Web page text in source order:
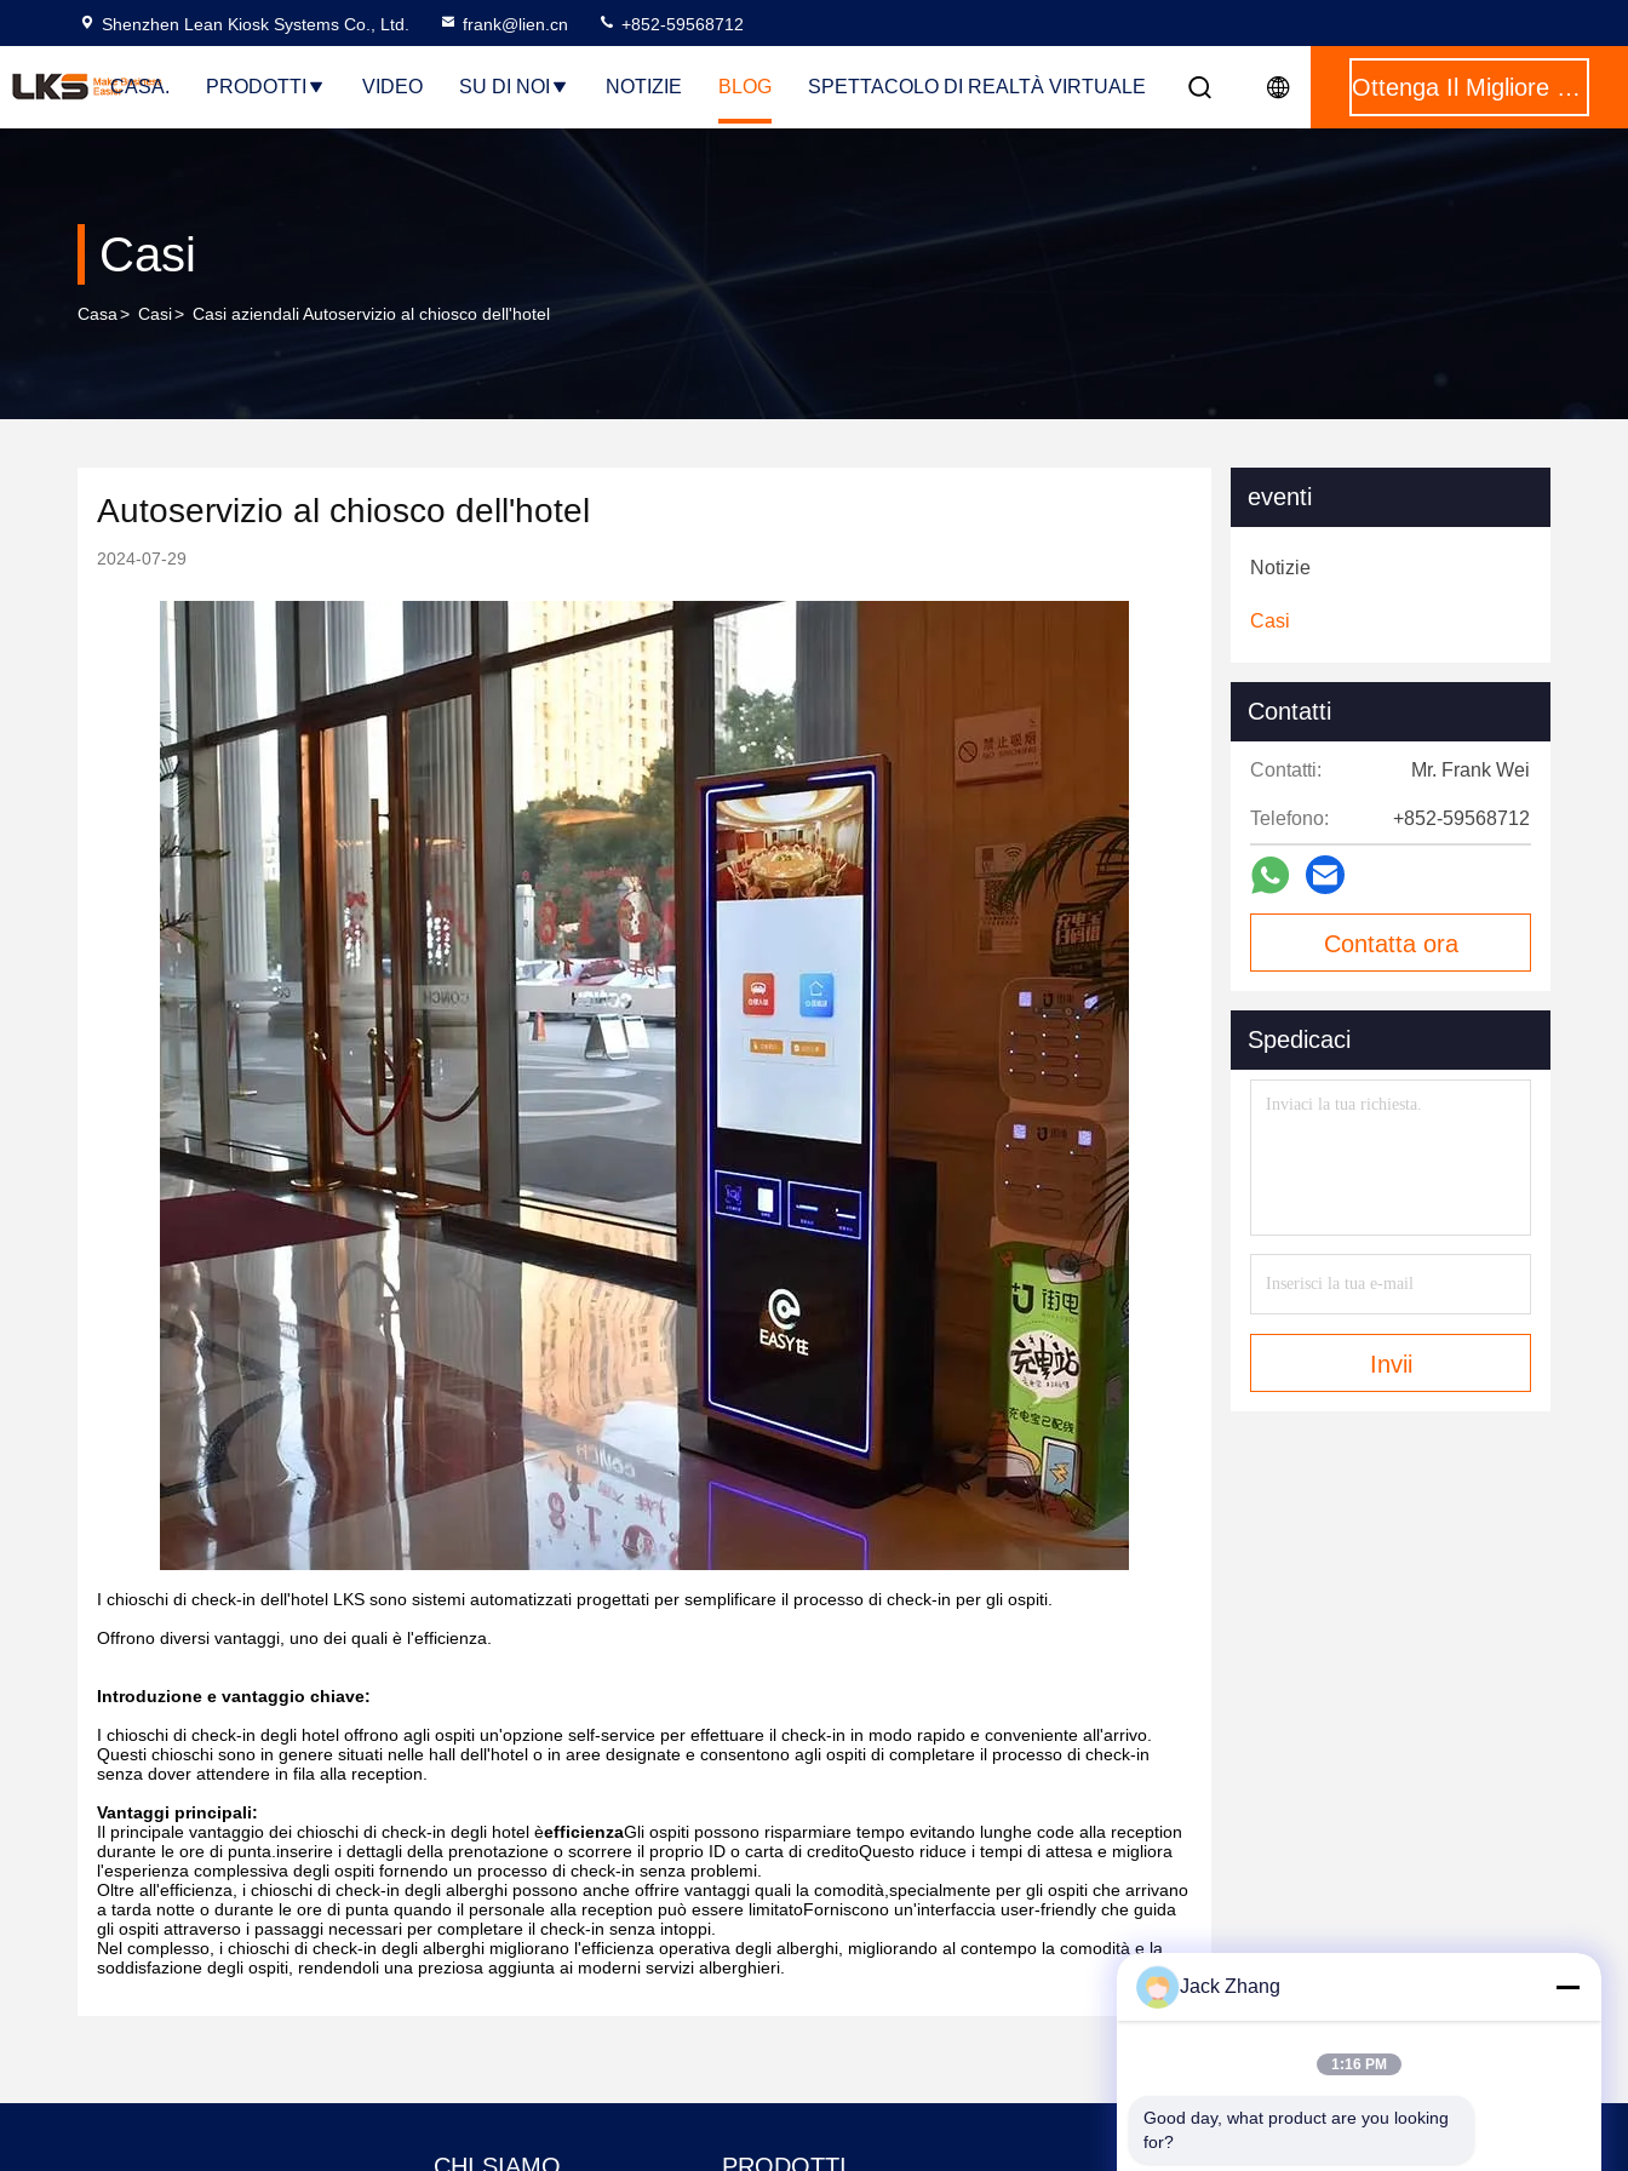
Shenzhen Lean Kiosk Systems Co., Ltd. frank@lien.cn +852-59568712
CASA. PRODOTTI VIDEO SU DI NOI NOTIZIE BLOG SPETTACOLO DI REALTÀ VIRTUALE Ottenga Il Migliore Prezzo
Casi
Casa> Casi> Casi aziendali Autoservizio al chiosco dell'hotel
Autoservizio al chiosco dell'hotel
2024-07-29
I chioschi di check-in dell'hotel LKS sono sistemi automatizzati progettati per semplificare il processo di check-in per gli ospiti.
Offrono diversi vantaggi, uno dei quali è l'efficienza.
Introduzione e vantaggio chiave:
I chioschi di check-in degli hotel offrono agli ospiti un'opzione self-service per effettuare il check-in in modo rapido e conveniente all'arrivo.
Questi chioschi sono in genere situati nelle hall dell'hotel o in aree designate e consentono agli ospiti di completare il processo di check-in
senza dover attendere in fila alla reception.
Vantaggi principali:
Il principale vantaggio dei chioschi di check-in degli hotel èefficienzaGli ospiti possono risparmiare tempo evitando lunghe code alla reception
durante le ore di punta.inserire i dettagli della prenotazione o scorrere il proprio ID o carta di creditoQuesto riduce i tempi di attesa e migliora
l'esperienza complessiva degli ospiti fornendo un processo di check-in senza problemi.
Oltre all'efficienza, i chioschi di check-in degli alberghi possono anche offrire vantaggi quali la comodità,specialmente per gli ospiti che arrivano
a tarda notte o durante le ore di punta quando il personale alla reception può essere limitatoForniscono un'interfaccia user-friendly che guida
gli ospiti attraverso i passaggi necessari per completare il check-in senza intoppi.
Nel complesso, i chioschi di check-in degli alberghi migliorano l'efficienza operativa degli alberghi, migliorando al contempo la comodità e la
soddisfazione degli ospiti, rendendoli una preziosa aggiunta ai moderni servizi alberghieri.
eventi
Notizie
Casi
Contatti
Contatti: Mr. Frank Wei
Telefono: +852-59568712
Contatta ora
Spedicaci
Invii
Jack Zhang
1:16 PM
Good day, what product are you looking
for?